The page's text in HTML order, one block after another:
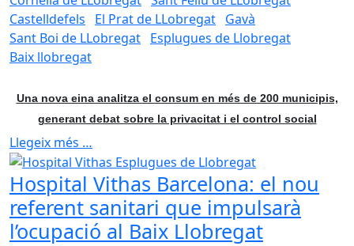
Castelldefels
El Prat de LLobregat Gavà
Sant Boi de LLobregat Esplugues de Llobregat
Baix llobregat
Una nova eina analitza el consum en més de 200 municipis,
generant debat sobre la privacitat i el control social
Llegeix més …
Hospital Vithas Barcelona: el nou
referent sanitari que impulsarà
l’ocupació al Baix Llobregat